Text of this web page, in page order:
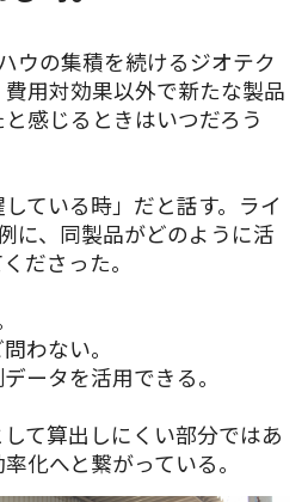
ウの集積を続けるジオテク
用対効果以外で新たな製品
感じるときはいつだろう
ている時」だと話す。ライ
に、同製品がどのように活
ださった。
わない。
ータを活用できる。
て算出しにくい部分ではあ
化へと繋がっている。